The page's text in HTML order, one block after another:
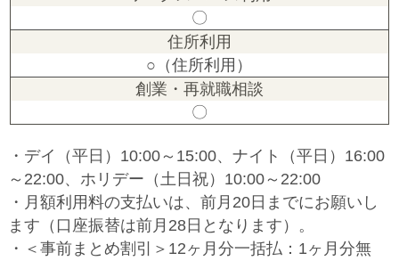
〇
○（住所利用）
〇
・デイ（平日）10:00～15:00、ナイト（平日）16:00
～22:00、ホリデー（土日祝）10:00～22:00
・月額利用料の支払いは、前月20日までにお願いし
ます（口座振替は前月28日となります）。
・＜事前まとめ割引＞12ヶ月分一括払：1ヶ月分無